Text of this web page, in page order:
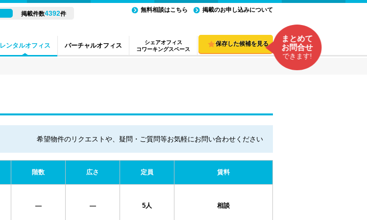
レンタルオフィス バーチャルオフィス
シェアオフィス
コワーキングスペース
掲載件数4392件
無料相談はこちら 掲載のお申し込みについて
保存した候補を見る
まとめて
お問合せ
できます!
希望物件のリクエストや、疑問・ご質問等お気軽にお問い合わせください
階数 広さ 定員 賃料
― ― 5人 相談